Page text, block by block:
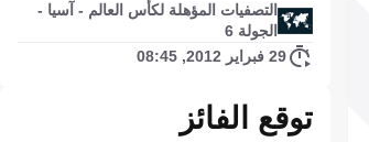
التصفيات المؤهلة لكأس العالم - آسيا -
الجولة 6
29 فبراير 2012, 08:45
توقع الفائز